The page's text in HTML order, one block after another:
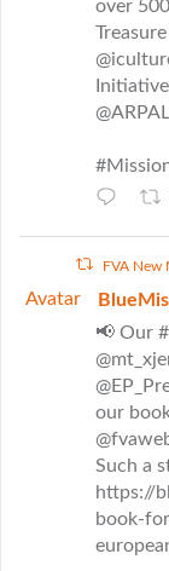
over
FVA New
Avatar
📢 Our
our
Such a
https://
book-